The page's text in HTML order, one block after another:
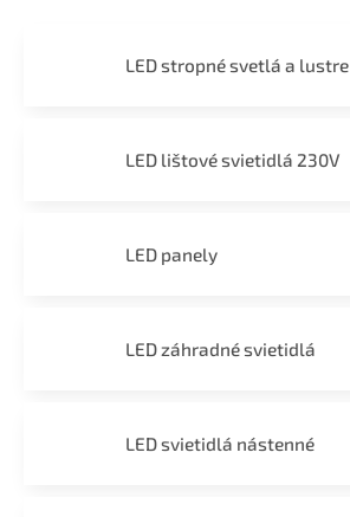
LED stropné svetlá a lustre
LED lištové svietidlá 230V
LED panely
LED záhradné svietidlá
LED svietidlá nástenné